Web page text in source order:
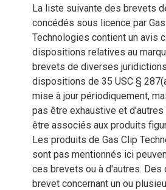
La liste suivante des brevets
concédés sous licence par
Technologies contient un avis
dispositions relatives au
brevets de diverses
dispositions de 35 USC §
mise à jour périodiquement,
pas être exhaustive et
être associés aux produits
Les produits de Gas Clip
sont pas mentionnés ici
ces brevets ou à d'autres. Des
brevet concernant un ou